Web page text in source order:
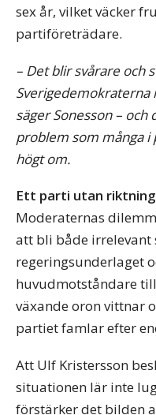
sex år, vilket väcker
partiföreträdare.
– Det blir svårare och
Sverigedemokraterna
säger Sonesson –
problem som många
högt om.
Ett parti utan riktning
Moderaternas
att bli både irrelevant
regeringsunderlaget
huvudmotståndare
växande oron vittnar
partiet famlar efter
Att Ulf Kristersson
situationen lär inte
förstärker det bilden